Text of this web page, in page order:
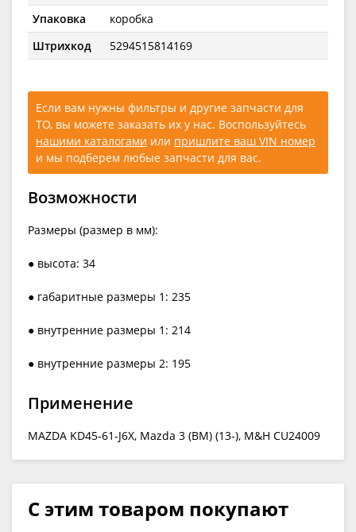
Упаковка
коробка
Штрихкод
5294515814169
Если вам нужны фильтры и другие запчасти для
ТО, вы можете заказать их у нас. Воспользуйтесь
нашими каталогами или пришлите ваш VIN номер
и мы подберем любые запчасти для вас.
Возможности
Размеры (размер в мм):
● высота: 34
● габаритные размеры 1: 235
● внутренние размеры 1: 214
● внутренние размеры 2: 195
Применение
MAZDA KD45-61-J6X, Mazda 3 (BM) (13-), M&H CU24009
С этим товаром покупают